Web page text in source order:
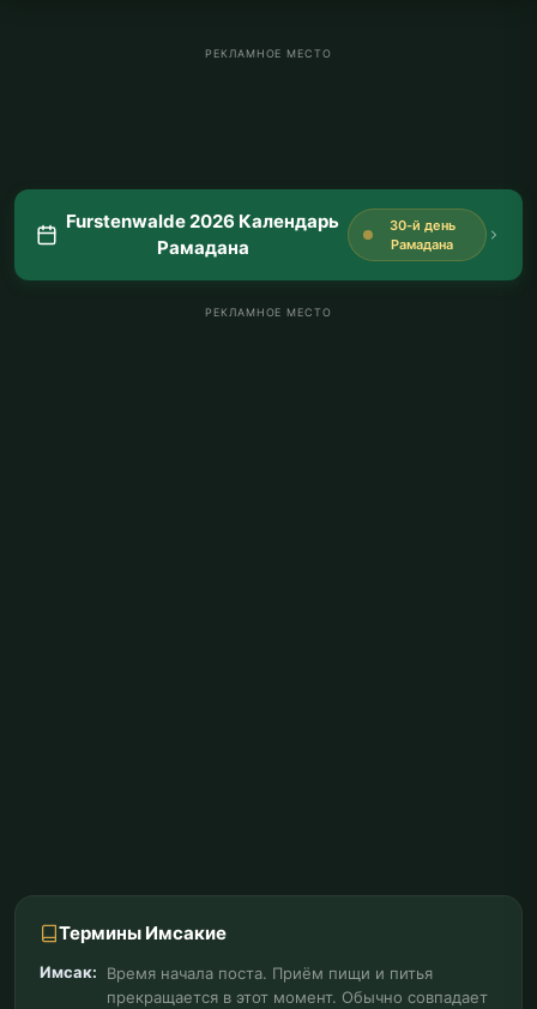
РЕКЛАМНОЕ МЕСТО
Furstenwalde 2026 Календарь
Рамадана
30-й день
Рамадана
РЕКЛАМНОЕ МЕСТО
Термины Имсакие
Имсак:
Время начала поста. Приём пищи и питья
прекращается в этот момент. Обычно совпадает